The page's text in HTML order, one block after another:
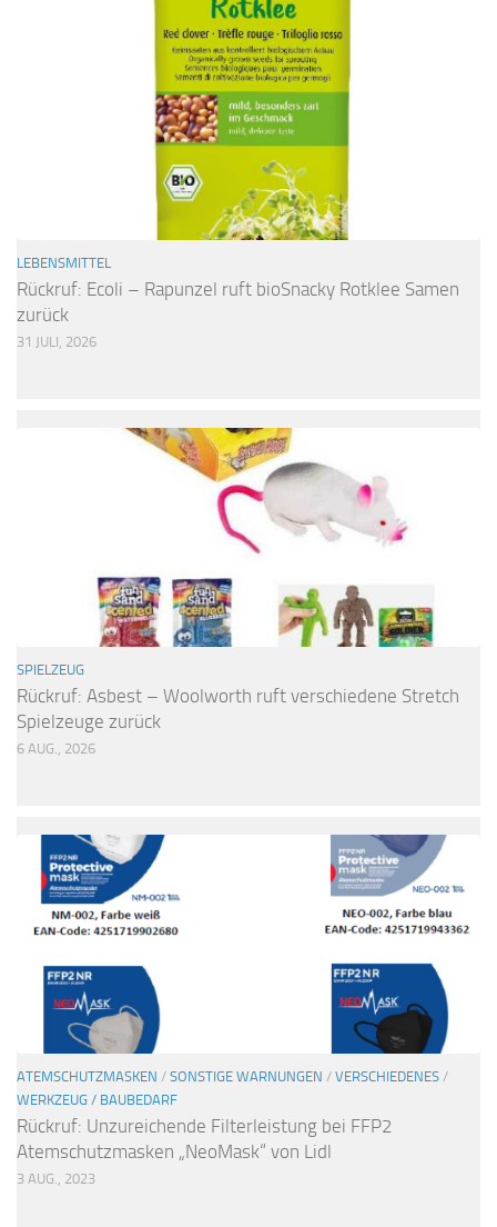
LEBENSMITTEL
Rückruf: Ecoli – Rapunzel ruft bioSnacky Rotklee Samen
zurück
31 JULI, 2026
SPIELZEUG
Rückruf: Asbest – Woolworth ruft verschiedene Stretch
Spielzeuge zurück
6 AUG., 2026
ATEMSCHUTZMASKEN / SONSTIGE WARNUNGEN / VERSCHIEDENES /
WERKZEUG / BAUBEDARF
Rückruf: Unzureichende Filterleistung bei FFP2
Atemschutzmasken „NeoMask“ von Lidl
3 AUG., 2023